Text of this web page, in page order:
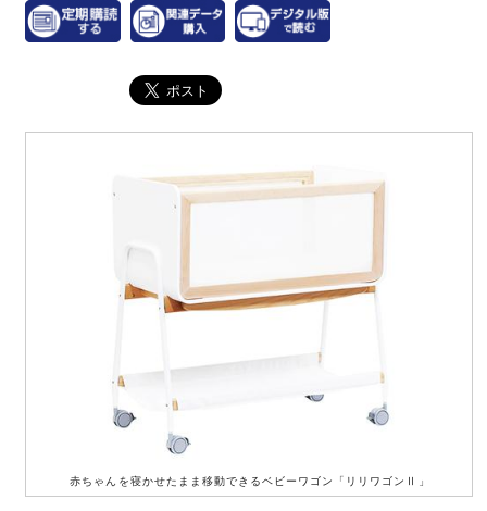
赤ちゃんを寝かせたまま移動できるベビーワゴン「リリワゴンⅡ」